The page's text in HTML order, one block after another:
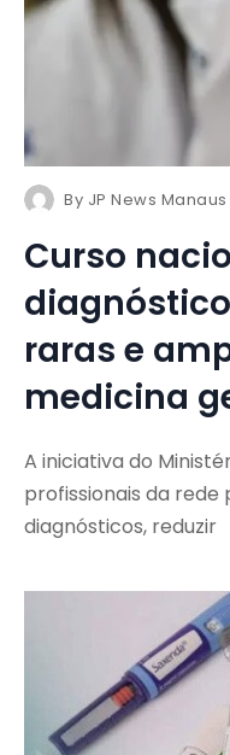
By JP News Manaus
Curso
raras e
medicina
A iniciativa do
profissionais da
diagnósticos, reduzir